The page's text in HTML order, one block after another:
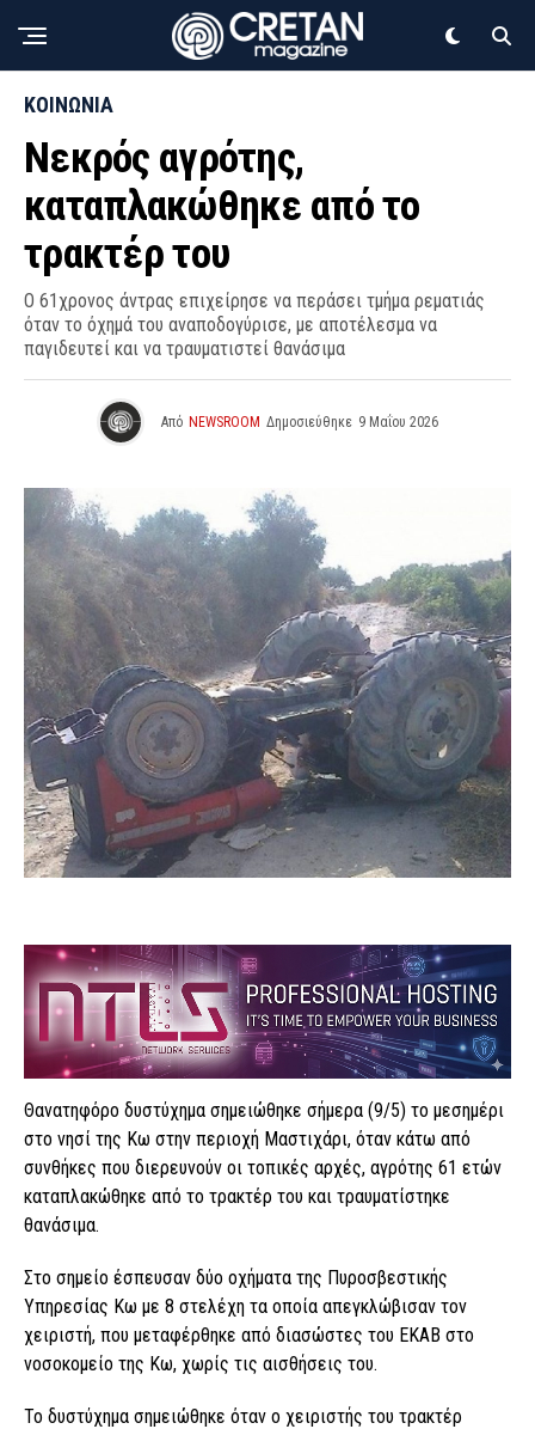
ΚΟΙΝΩΝΙΑ
Νεκρός αγρότης,
καταπλακώθηκε από το
τρακτέρ του
Ο 61χρονος άντρας επιχείρησε να περάσει τμήμα ρεματιάς
όταν το όχημά του αναποδογύρισε, με αποτέλεσμα να
παγιδευτεί και να τραυματιστεί θανάσιμα
Από NEWSROOM Δημοσιεύθηκε 9 Μαΐου 2026
Θανατηφόρο δυστύχημα σημειώθηκε σήμερα (9/5) το μεσημέρι
στο νησί της Κω στην περιοχή Μαστιχάρι, όταν κάτω από
συνθήκες που διερευνούν οι τοπικές αρχές, αγρότης 61 ετών
καταπλακώθηκε από το τρακτέρ του και τραυματίστηκε
θανάσιμα.
Στο σημείο έσπευσαν δύο οχήματα της Πυροσβεστικής
Υπηρεσίας Κω με 8 στελέχη τα οποία απεγκλώβισαν τον
χειριστή, που μεταφέρθηκε από διασώστες του ΕΚΑΒ στο
νοσοκομείο της Κω, χωρίς τις αισθήσεις του.
Το δυστύχημα σημειώθηκε όταν ο χειριστής του τρακτέρ